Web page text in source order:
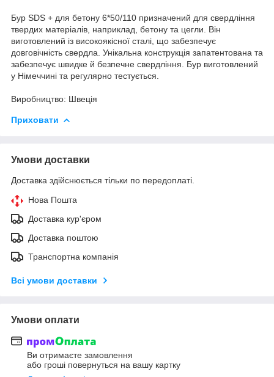
Бур SDS + для бетону 6*50/110 призначений для свердління
твердих матеріалів, наприклад, бетону та цегли. Він
виготовлений із високоякісної сталі, що забезпечує
довговічність свердла. Унікальна конструкція запатентована та
забезпечує швидке й безпечне свердління. Бур виготовлений
у Німеччині та регулярно тестується.
Виробництво: Швеція
Приховати
Умови доставки
Доставка здійснюється тільки по передоплаті.
Нова Пошта
Доставка кур'єром
Доставка поштою
Транспортна компанія
Всі умови доставки
Умови оплати
Ви отримаєте замовлення
або гроші повернуться на вашу картку